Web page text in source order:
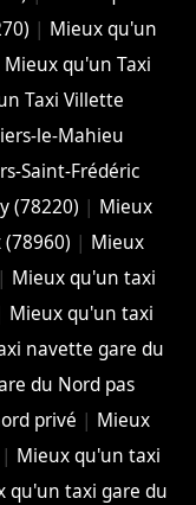
| Mieux qu'un
Mieux qu'un Taxi
Taxi Villette
le-Mahieu
Saint-Frédéric
(78220) | Mieux
| Mieux
Mieux qu'un taxi
Mieux qu'un taxi
navette gare du
du Nord pas
privé | Mieux
| Mieux qu'un taxi
qu'un taxi gare du